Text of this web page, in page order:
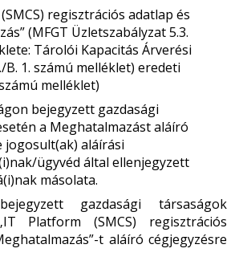
regisztrációs adatlap és
(MFGT Üzletszabályzat 5.3.
Tárolói Kapacitás Árverési
B. 1. számú melléklet) eredeti
melléklet)
bejegyzett gazdasági
a Meghatalmazást aláíró
jogosult(ak) aláírási
ügyvéd által ellenjegyzett
másolata.
gazdasági társaságok
Platform (SMCS) regisztrációs
t aláíró cégjegyzésre